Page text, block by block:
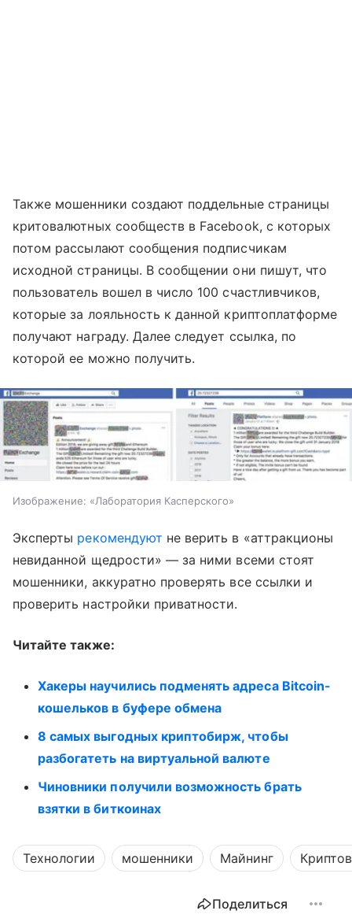
Также мошенники создают поддельные страницы
критовалютных сообществ в Facebook, с которых
потом рассылают сообщения подписчикам
исходной страницы. В сообщении они пишут, что
пользователь вошел в число 100 счастливчиков,
которые за лояльность к данной криптоплатформе
получают награду. Далее следует ссылка, по
которой ее можно получить.
Изображение: «Лаборатория Касперского»
Эксперты рекомендуют не верить в «аттракционы
невиданной щедрости» — за ними всеми стоят
мошенники, аккуратно проверять все ссылки и
проверить настройки приватности.
Читайте также:
Хакеры научились подменять адреса Bitcoin-
кошельков в буфере обмена
8 самых выгодных криптобирж, чтобы
разбогатеть на виртуальной валюте
Чиновники получили возможность брать
взятки в биткоинах
Технологии мошенники Майнинг
Поделиться